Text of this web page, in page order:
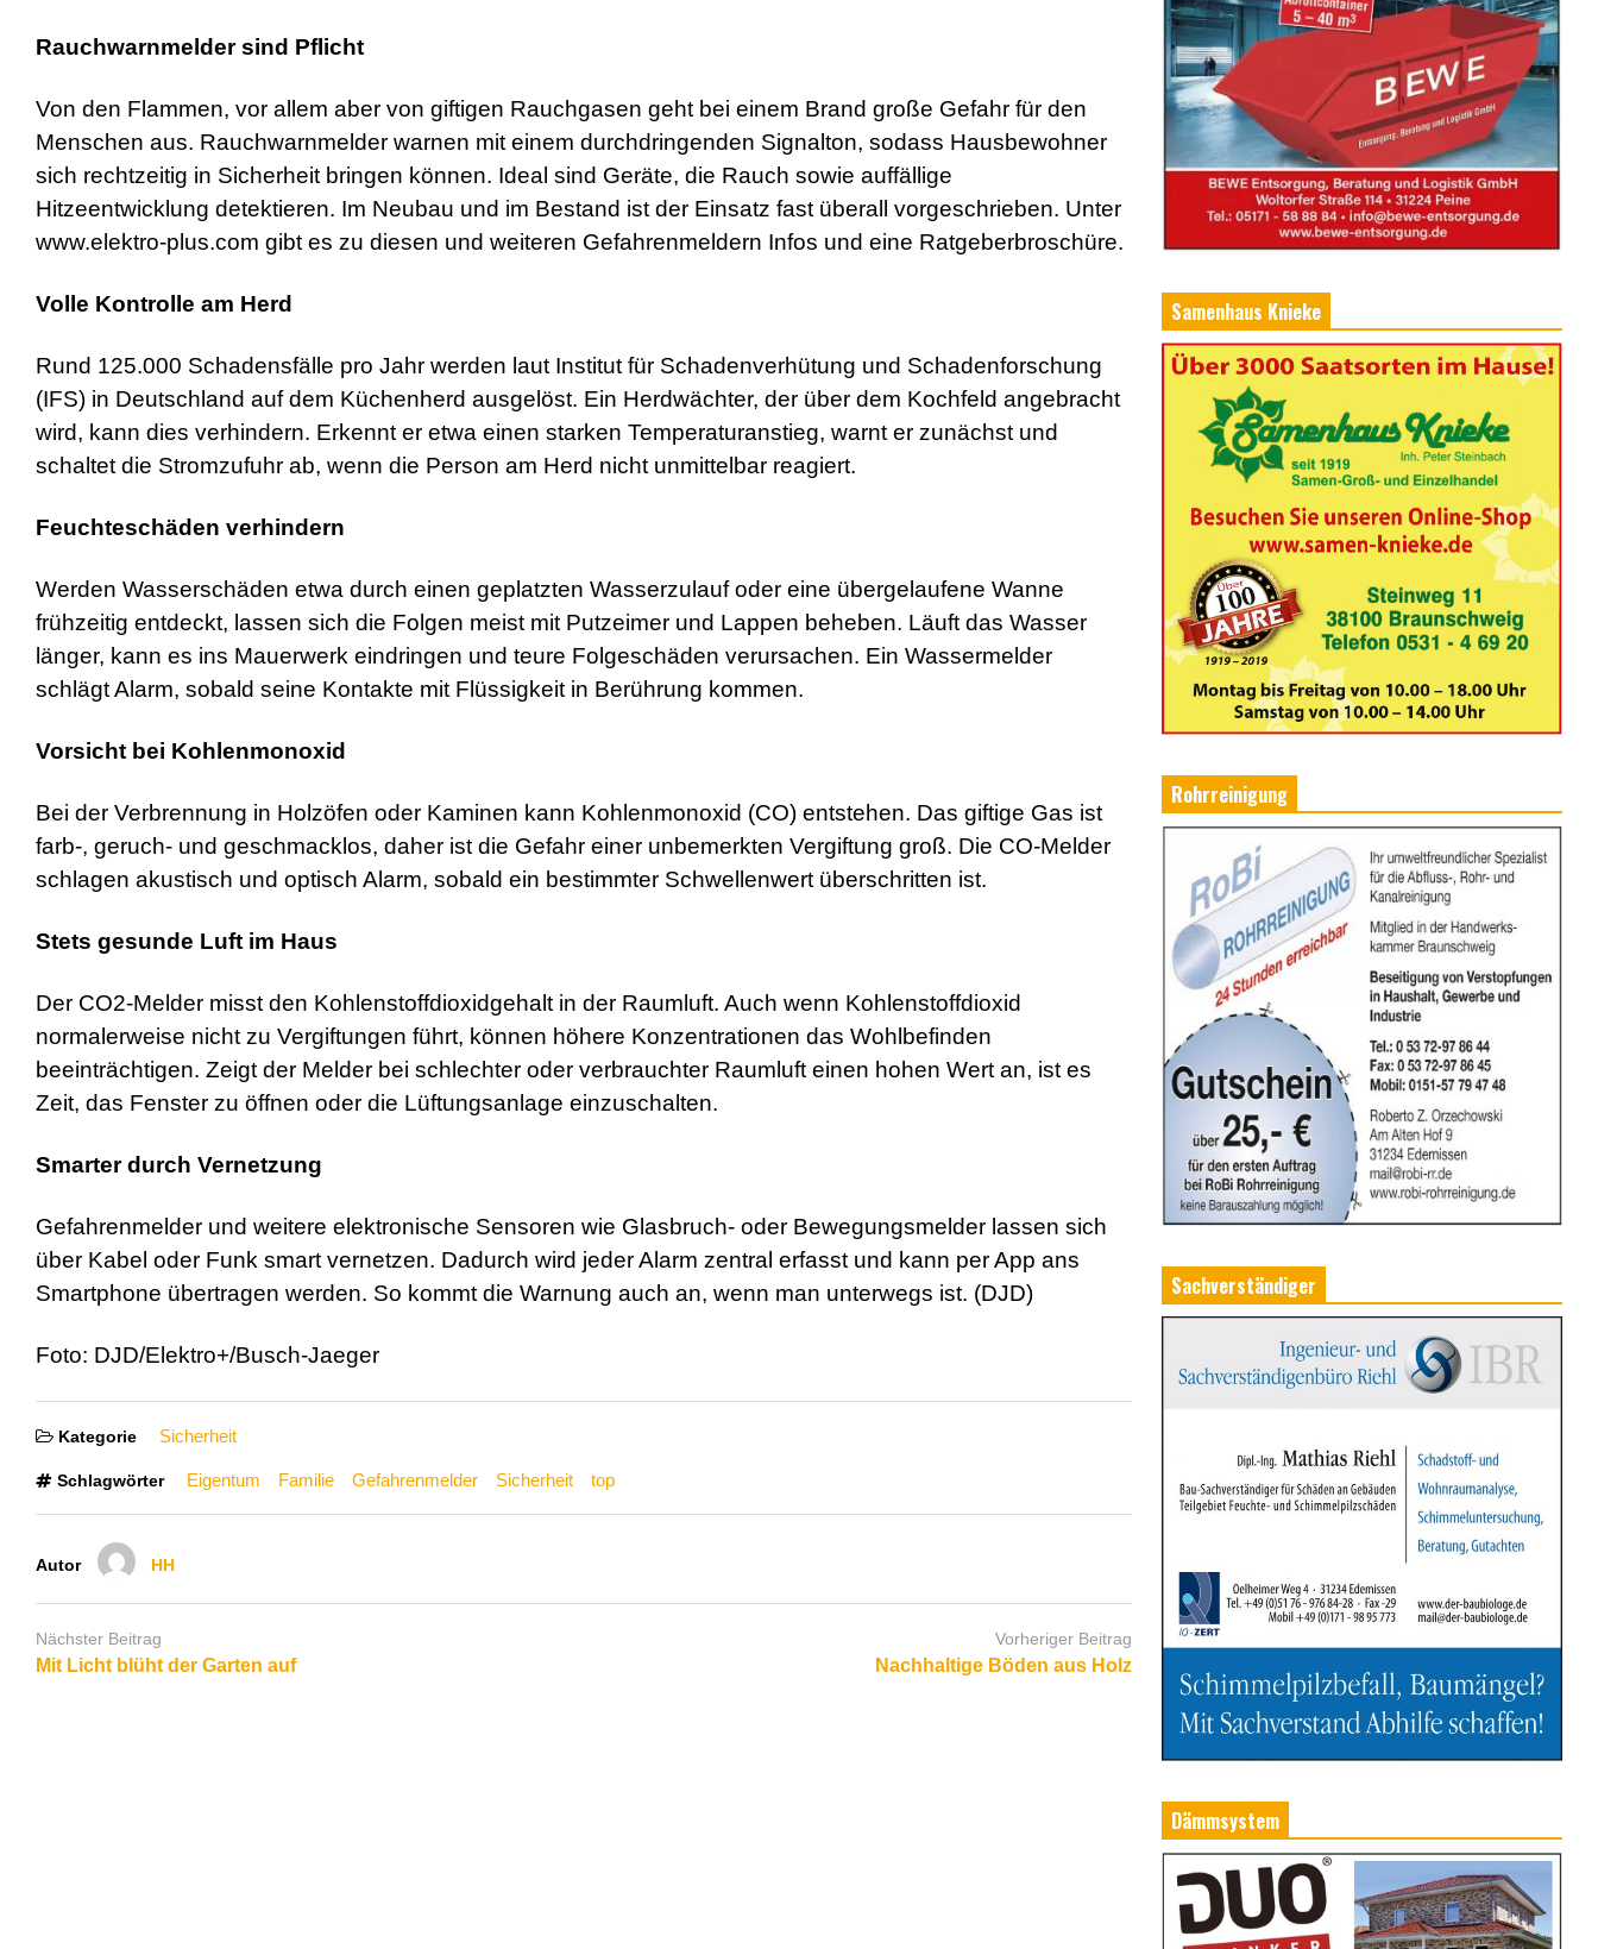
Rauchwarnmelder sind Pflicht
Von den Flammen, vor allem aber von giftigen Rauchgasen geht bei einem Brand große Gefahr für den
Menschen aus. Rauchwarnmelder warnen mit einem durchdringenden Signalton, sodass Hausbewohner
sich rechtzeitig in Sicherheit bringen können. Ideal sind Geräte, die Rauch sowie auffällige
Hitzeentwicklung detektieren. Im Neubau und im Bestand ist der Einsatz fast überall vorgeschrieben. Unter
www.elektro-plus.com gibt es zu diesen und weiteren Gefahrenmeldern Infos und eine Ratgeberbroschüre.
Volle Kontrolle am Herd
Rund 125.000 Schadensfälle pro Jahr werden laut Institut für Schadenverhütung und Schadenforschung
(IFS) in Deutschland auf dem Küchenherd ausgelöst. Ein Herdwächter, der über dem Kochfeld angebracht
wird, kann dies verhindern. Erkennt er etwa einen starken Temperaturanstieg, warnt er zunächst und
schaltet die Stromzufuhr ab, wenn die Person am Herd nicht unmittelbar reagiert.
Feuchteschäden verhindern
Werden Wasserschäden etwa durch einen geplatzten Wasserzulauf oder eine übergelaufene Wanne
frühzeitig entdeckt, lassen sich die Folgen meist mit Putzeimer und Lappen beheben. Läuft das Wasser
länger, kann es ins Mauerwerk eindringen und teure Folgeschäden verursachen. Ein Wassermelder
schlägt Alarm, sobald seine Kontakte mit Flüssigkeit in Berührung kommen.
Vorsicht bei Kohlenmonoxid
Bei der Verbrennung in Holzöfen oder Kaminen kann Kohlenmonoxid (CO) entstehen. Das giftige Gas ist
farb-, geruch- und geschmacklos, daher ist die Gefahr einer unbemerkten Vergiftung groß. Die CO-Melder
schlagen akustisch und optisch Alarm, sobald ein bestimmter Schwellenwert überschritten ist.
Stets gesunde Luft im Haus
Der CO2-Melder misst den Kohlenstoffdioxidgehalt in der Raumluft. Auch wenn Kohlenstoffdioxid
normalerweise nicht zu Vergiftungen führt, können höhere Konzentrationen das Wohlbefinden
beeinträchtigen. Zeigt der Melder bei schlechter oder verbrauchter Raumluft einen hohen Wert an, ist es
Zeit, das Fenster zu öffnen oder die Lüftungsanlage einzuschalten.
Smarter durch Vernetzung
Gefahrenmelder und weitere elektronische Sensoren wie Glasbruch- oder Bewegungsmelder lassen sich
über Kabel oder Funk smart vernetzen. Dadurch wird jeder Alarm zentral erfasst und kann per App ans
Smartphone übertragen werden. So kommt die Warnung auch an, wenn man unterwegs ist. (DJD)
Foto: DJD/Elektro+/Busch-Jaeger
Kategorie Sicherheit
Schlagwörter Eigentum Familie Gefahrenmelder Sicherheit top
Autor HH
Nächster Beitrag
Mit Licht blüht der Garten auf
Vorheriger Beitrag
Nachhaltige Böden aus Holz
Samenhaus Knieke
Rohrreinigung
Sachverständiger
Dämmsystem